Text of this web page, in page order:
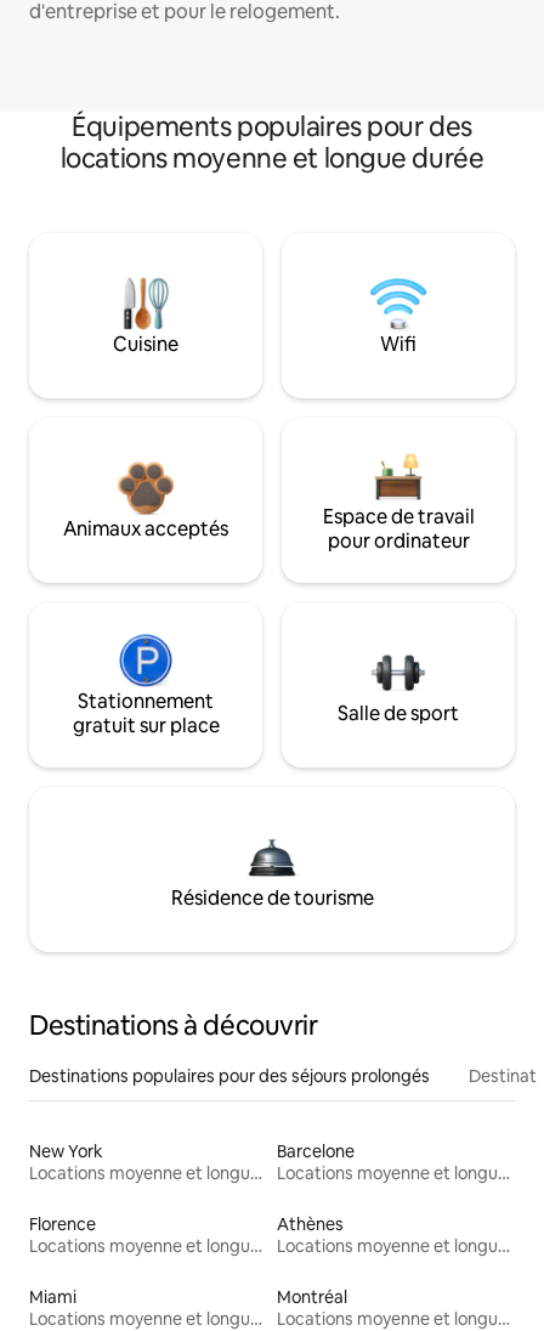
d'entreprise et pour le relogement.
Équipements populaires pour des
locations moyenne et longue durée
Cuisine Wifi
Animaux acceptés
Espace de travail
pour ordinateur
Stationnement
gratuit sur place
Salle de sport
Résidence de tourisme
Destinations à découvrir
Destinations populaires pour des séjours prolongés
New York
Locations moyenne et longue durée
Barcelone
Locations moyenne et longue durée
Florence
Locations moyenne et longue durée
Athènes
Locations moyenne et longue durée
Miami
Locations moyenne et longue durée
Montréal
Locations moyenne et longue durée